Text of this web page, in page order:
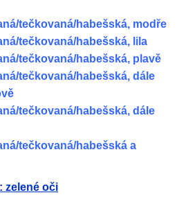
tečkovaná/habešská, modře
tečkovaná/habešská, lila
tečkovaná/habešská, plavě
tečkovaná/habešská, dále
tečkovaná/habešská, dále
tečkovaná/habešská a
zelené oči